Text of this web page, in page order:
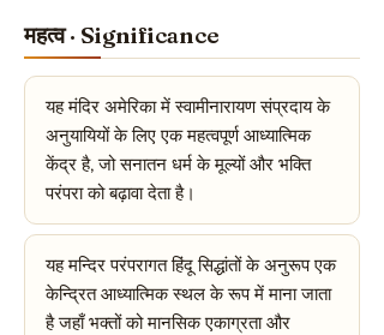
महत्व · Significance
यह मंदिर अमेरिका में स्वामीनारायण संप्रदाय के
अनुयायियों के लिए एक महत्वपूर्ण आध्यात्मिक
केंद्र है, जो सनातन धर्म के मूल्यों और भक्ति
परंपरा को बढ़ावा देता है।
यह मन्दिर परंपरागत हिंदू सिद्धांतों के अनुरूप एक
केन्द्रित आध्यात्मिक स्थल के रूप में माना जाता
है जहाँ भक्तों को मानसिक एकाग्रता और